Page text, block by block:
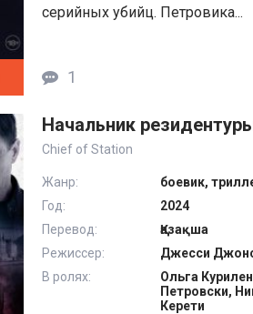
серийных убийц. Петровика...
1
Начальник
Chief of Station
Жанр:
боевик,
Год:
2024
Перевод:
Қазақша
Режиссер:
Джесси
В ролях:
Ольга
Петровски,
Керети